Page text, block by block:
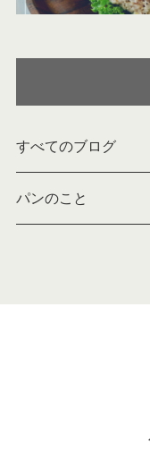
すべてのブログ
パンのこと